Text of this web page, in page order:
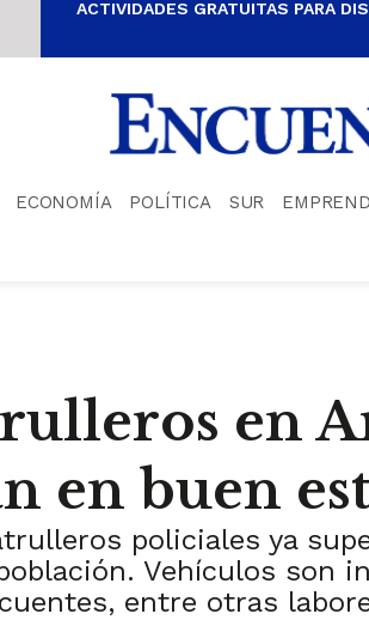
ACTIVIDADES GRATUITAS PARA
ECONOMÍA POLÍTICA SUR
en
en buen
policiales ya
Vehículos son
entre otras